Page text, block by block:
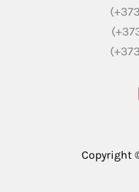
Copyright